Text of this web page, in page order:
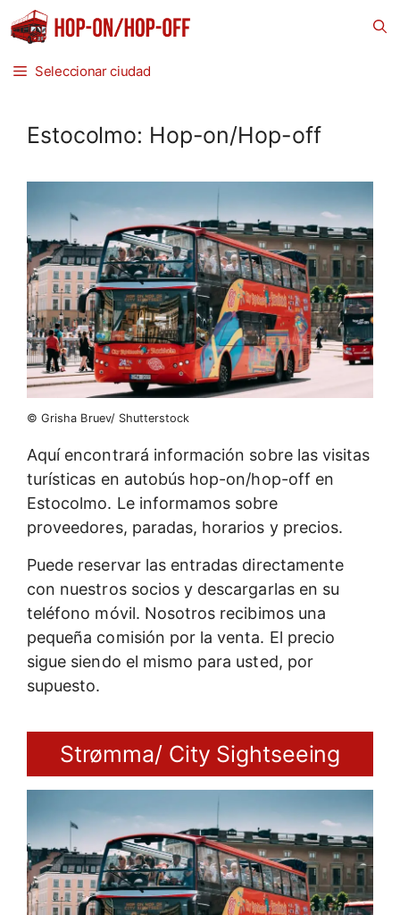
Saltar
al
Seleccionar ciudad
Estocolmo: Hop-on/Hop-off
© Grisha Bruev/ Shutterstock
Aquí encontrará información sobre las visitas
turísticas en autobús hop-on/hop-off en
Estocolmo. Le informamos sobre
proveedores, paradas, horarios y precios.
Puede reservar las entradas directamente
con nuestros socios y descargarlas en su
teléfono móvil. Nosotros recibimos una
pequeña comisión por la venta. El precio
sigue siendo el mismo para usted, por
supuesto.
Strømma/ City Sightseeing